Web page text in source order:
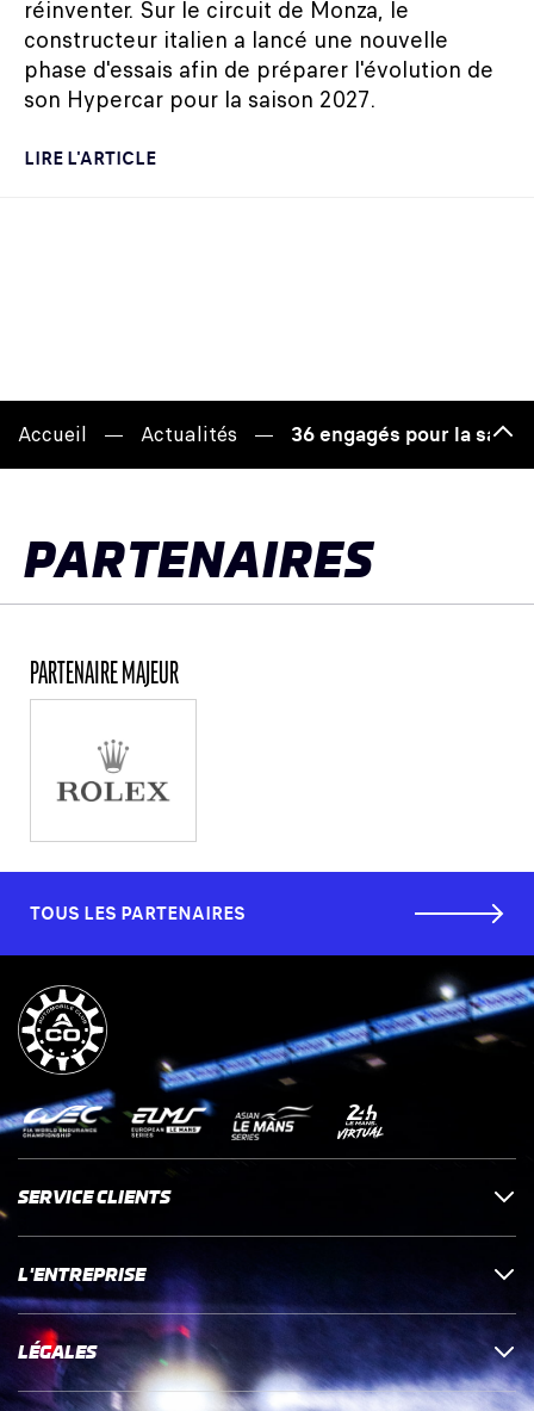
réinventer. Sur le circuit de Monza, le
constructeur italien a lancé une nouvelle
phase d'essais afin de préparer l'évolution de
son Hypercar pour la saison 2027.
LIRE L'ARTICLE
Accueil Actualités 36 engagés pour la
de
PARTENAIRES
PARTENAIRE MAJEUR
TOUS LES PARTENAIRES
SERVICE CLIENTS
L'ENTREPRISE
LÉGALES